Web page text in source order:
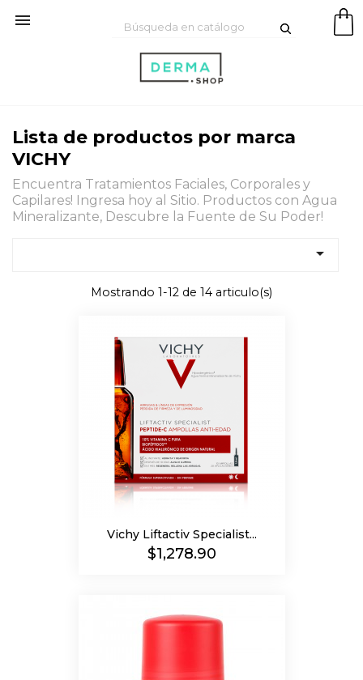

Lista de productos por marca
VICHY
Encuentra Tratamientos Faciales, Corporales y
Capilares! Ingresa hoy al Sitio. Productos con Agua
Mineralizante, Descubre la Fuente de Su Poder!

Mostrando 1-12 de 14 articulo(s)
Vichy Liftactiv Specialist...
Precio
$1,278.90